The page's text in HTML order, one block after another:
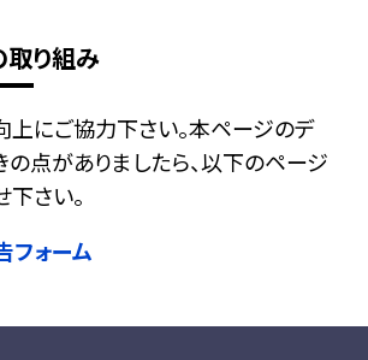
り組み
上にご協力下さい。本ページのデ
点がありましたら、以下のページ
さい。
フォーム